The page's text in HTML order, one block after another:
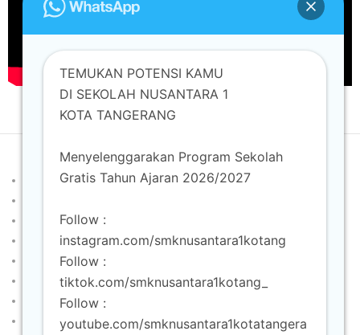
Developed byShuttle Themes. Powered byWordPress
Beranda
Berita
Formulir Pendaftaran
Info SPMB
TEMUKAN POTENSI KAMU
DI SEKOLAH NUSANTARA 1
KOTA TANGERANG
Menyelenggarakan Program Sekolah
Gratis Tahun Ajaran 2026/2027
Follow :
instagram.com/smknusantara1kotang
Follow :
tiktok.com/smknusantara1kotang_
Follow :
youtube.com/smknusantara1kotatangera